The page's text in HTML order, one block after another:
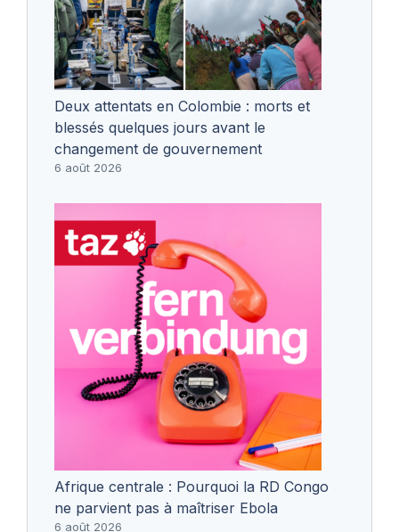
Deux attentats en Colombie : morts et
blessés quelques jours avant le
changement de gouvernement
6 août 2026
Afrique centrale : Pourquoi la RD Congo
ne parvient pas à maîtriser Ebola
6 août 2026